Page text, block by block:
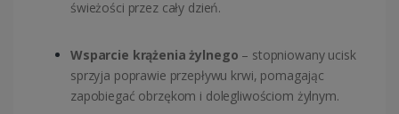
świeżości przez cały dzień.
Wsparcie krążenia żylnego – stopniowany ucisk
sprzyja poprawie przepływu krwi, pomagając
zapobiegać obrzękom i dolegliwościom żylnym.